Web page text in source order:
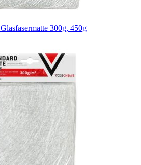
Glasfasermatte 300g, 450g